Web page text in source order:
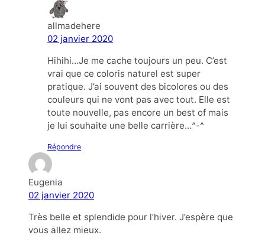
allmadehere
02 janvier 2020
Hihihi…Je me cache toujours un peu. C’est
vrai que ce coloris naturel est super
pratique. J’ai souvent des bicolores ou des
couleurs qui ne vont pas avec tout. Elle est
toute nouvelle, pas encore un best of mais
je lui souhaite une belle carrière…^-^
Répondre
Eugenia
02 janvier 2020
Très belle et splendide pour l’hiver. J’espère que
vous allez mieux.